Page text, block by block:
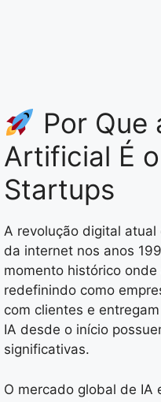
Por Que
Artificial É
Startups
A revolução digital
da internet nos anos
momento histórico
redefinindo como
com clientes e
IA desde o início
significativas.
O mercado global de IA